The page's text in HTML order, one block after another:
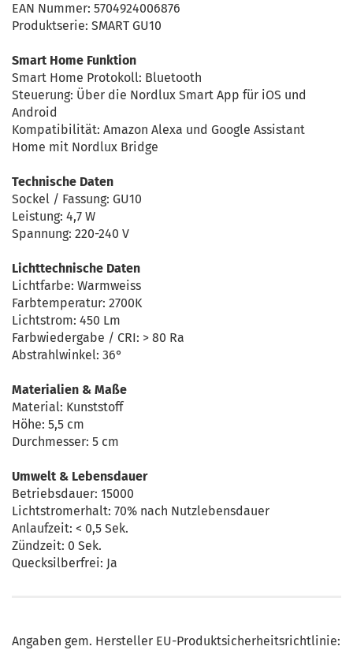
EAN Nummer: 5704924006876
Produktserie: SMART GU10
Smart Home Funktion
Smart Home Protokoll: Bluetooth
Steuerung: Über die Nordlux Smart App für iOS und
Android
Kompatibilität: Amazon Alexa und Google Assistant
Home mit Nordlux Bridge
Technische Daten
Sockel / Fassung: GU10
Leistung: 4,7 W
Spannung: 220-240 V
Lichttechnische Daten
Lichtfarbe: Warmweiss
Farbtemperatur: 2700K
Lichtstrom: 450 Lm
Farbwiedergabe / CRI: > 80 Ra
Abstrahlwinkel: 36°
Materialien & Maße
Material: Kunststoff
Höhe: 5,5 cm
Durchmesser: 5 cm
Umwelt & Lebensdauer
Betriebsdauer: 15000
Lichtstromerhalt: 70% nach Nutzlebensdauer
Anlaufzeit: < 0,5 Sek.
Zündzeit: 0 Sek.
Quecksilberfrei: Ja
Angaben gem. Hersteller EU-Produktsicherheitsrichtlinie: